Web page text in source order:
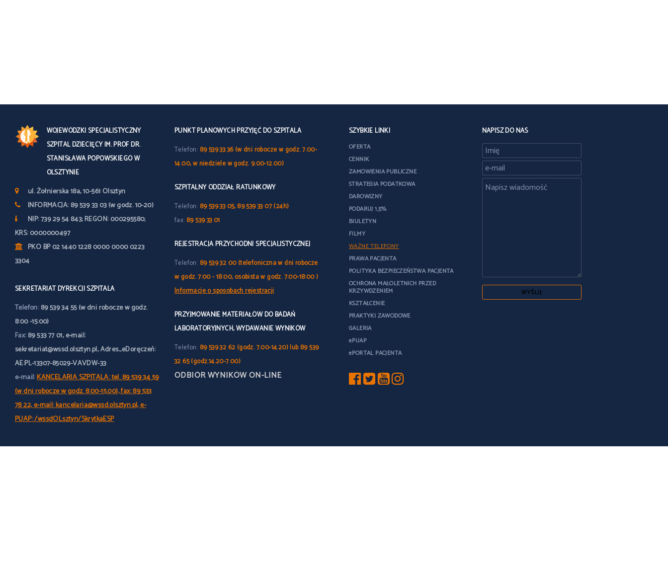
WOJEWÓDZKI SPECJALISTYCZNY
SZPITAL DZIECIĘCY IM. PROF DR.
STANISŁAWA POPOWSKIEGO W
OLSZTYNIE
ul. Żołnierska 18a, 10-561 Olsztyn
INFORMACJA: 89 539 33 03 (w godz. 10-20)
NIP: 739 29 54 843; REGON: 000295580;
KRS: 0000000497
PKO BP 02 1440 1228 0000 0000 0223
3304
SEKRETARIAT DYREKCJI SZPITALA
Telefon:89 539 34 55 (w dni robocze w godz.
8:00 -15:00)
Fax:89 533 77 01, e-mail:
sekretariat@wssd.olsztyn.pl, Adres_eDoręczeń:
AE:PL-13307-85029-VAVDW-33
e-mail:KANCELARIA SZPITALA: tel. 89 539 34 59
(w dni robocze w godz. 8:00-15.00), fax: 89 533
78 22, e-mail: kancelaria@wssd.olsztyn.pl, e-
PUAP: /wssdOLsztyn/SkrytkaESP
PUNKT PLANOWYCH PRZYJĘĆ DO SZPITALA
Telefon: 89 539 33 36 (w dni robocze w godz. 7.00-
14.00, w niedziele w godz. 9.00-12.00)
SZPITALNY ODDZIAŁ RATUNKOWY
Telefon: 89 539 33 05, 89 539 33 07 (24h)
fax: 89 539 33 01
REJESTRACJA PRZYCHODNI SPECJALISTYCZNEJ
Telefon: 89 539 32 00 (telefoniczna w dni robocze
w godz. 7:00 - 18:00, osobista w godz. 7:00-18:00 )
Informacje o sposobach rejestracji
PRZYJMOWANIE MATERIAŁÓW DO BADAŃ
LABORATORYJNYCH, WYDAWANIE WYNIKÓW
Telefon: 89 539 32 62 (godz. 7.00-14.20) lub 89 539
32 65 (godz.14.20-7.00)
ODBIÓR WYNIKÓW ON-LINE
SZYBKIE LINKI
OFERTA
CENNIK
ZAMÓWIENIA PUBLICZNE
STRATEGIA PODATKOWA
DAROWIZNY
PODARUJ 1,5%
BIULETYN
FILMY
WAŻNE TELEFONY
PRAWA PACJENTA
POLITYKA BEZPIECZEŃSTWA PACJENTA
OCHRONA MAŁOLETNICH PRZED
KRZYWDZENIEM
KSZTAŁCENIE
PRAKTYKI ZAWODOWE
GALERIA
ePUAP
ePORTAL PACJENTA
NAPISZ DO NAS